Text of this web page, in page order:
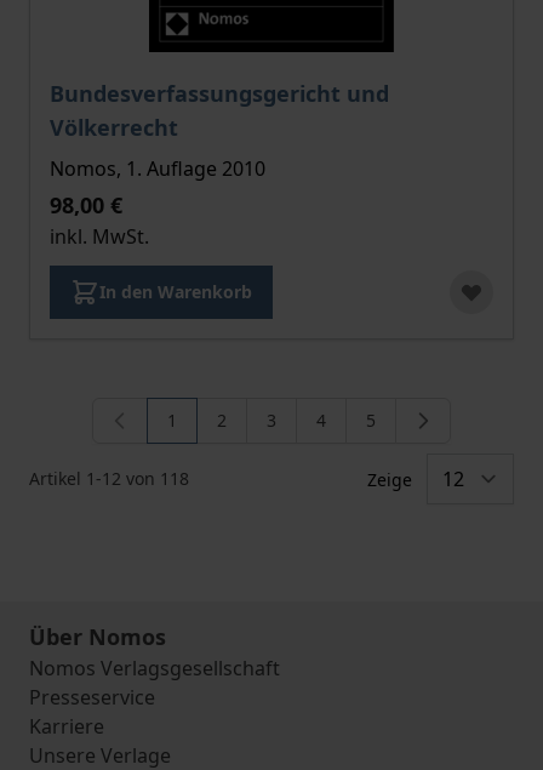
Bundesverfassungsgericht und
Völkerrecht
Der Preis dieses Titels richtet sich nach der
Nomos, 1. Auflage 2010
98,00 €
inkl. MwSt.
In den Warenkorb
Artikel 1 -12 von 118
Sie lesen gerade die Seite
1 Seite
2 Seite
3 Seite
4 Seite
5
Zeige
Über Nomos
Nomos Verlagsgesellschaft
Presseservice
Karriere
Unsere Verlage